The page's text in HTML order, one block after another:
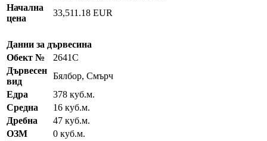
Начална
цена
33,511.18 EUR
Данни за дървесина
Обект №
2641C
Дървесен
вид
Бялбор, Смърч
Едра
378 куб.м.
Средна
16 куб.м.
Дребна
47 куб.м.
ОЗМ
0 куб.м.